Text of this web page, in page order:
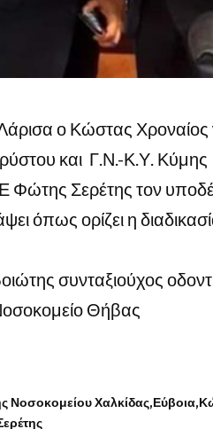
ο Κώστας Χροναίος
και Γ.Ν.-Κ.Υ. Κύμης
Φώτης Σερέτης τον
όπως ορίζει η
συνταξιούχος
Θήβας
Νοσοκομείου Χαλκίδας Εύβοια